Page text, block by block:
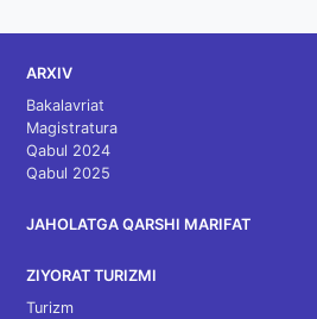
ARXIV
Bakalavriat
Magistratura
Qabul 2024
Qabul 2025
JAHOLATGA QARSHI MARIFAT
ZIYORAT TURIZMI
Turizm